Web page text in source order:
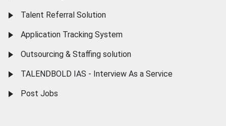
Talent Referral Solution
Application Tracking System
Outsourcing & Staffing solution
TALENDBOLD IAS - Interview As a Service
Post Jobs